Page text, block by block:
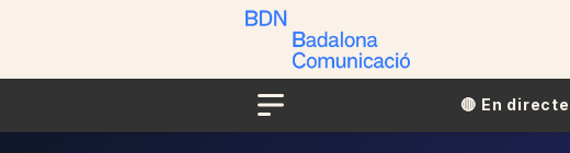
Menu
🔴​​ En directe